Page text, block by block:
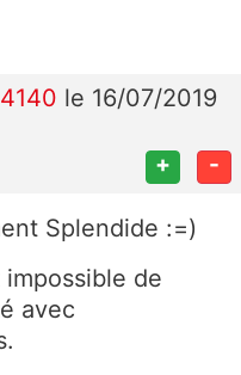
le 16/07/2019
+ -
Splendide :=)
de
avec